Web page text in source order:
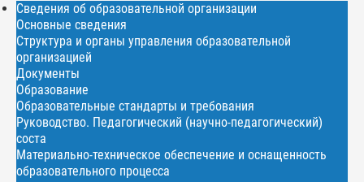
Сведения об образовательной организации
Основные сведения
Структура и органы управления образовательной
организацией
Документы
Образование
Образовательные стандарты и требования
Руководство. Педагогический (научно-педагогический)
соста
Материально-техническое обеспечение и оснащенность
образовательного процесса